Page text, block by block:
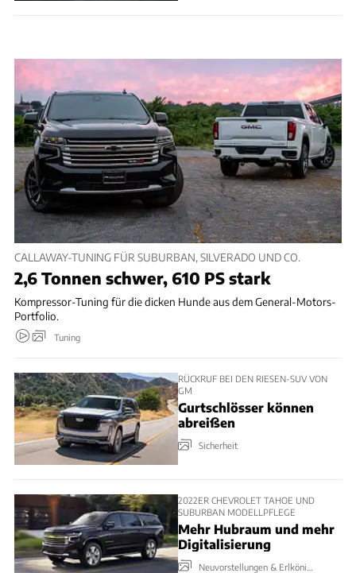
CALLAWAY-TUNING FÜR SUBURBAN, SILVERADO UND CO.
2,6 Tonnen schwer, 610 PS stark
Kompressor-Tuning für die dicken Hunde aus dem General-Motors-
Portfolio.
Tuning
RÜCKRUF BEI DEN RIESEN-SUV VON
GM
Gurtschlösser können
abreißen
Sicherheit
2022ER CHEVROLET TAHOE UND
SUBURBAN MODELLPFLEGE
Mehr Hubraum und mehr
Digitalisierung
Neuvorstellungen & Erlkönige